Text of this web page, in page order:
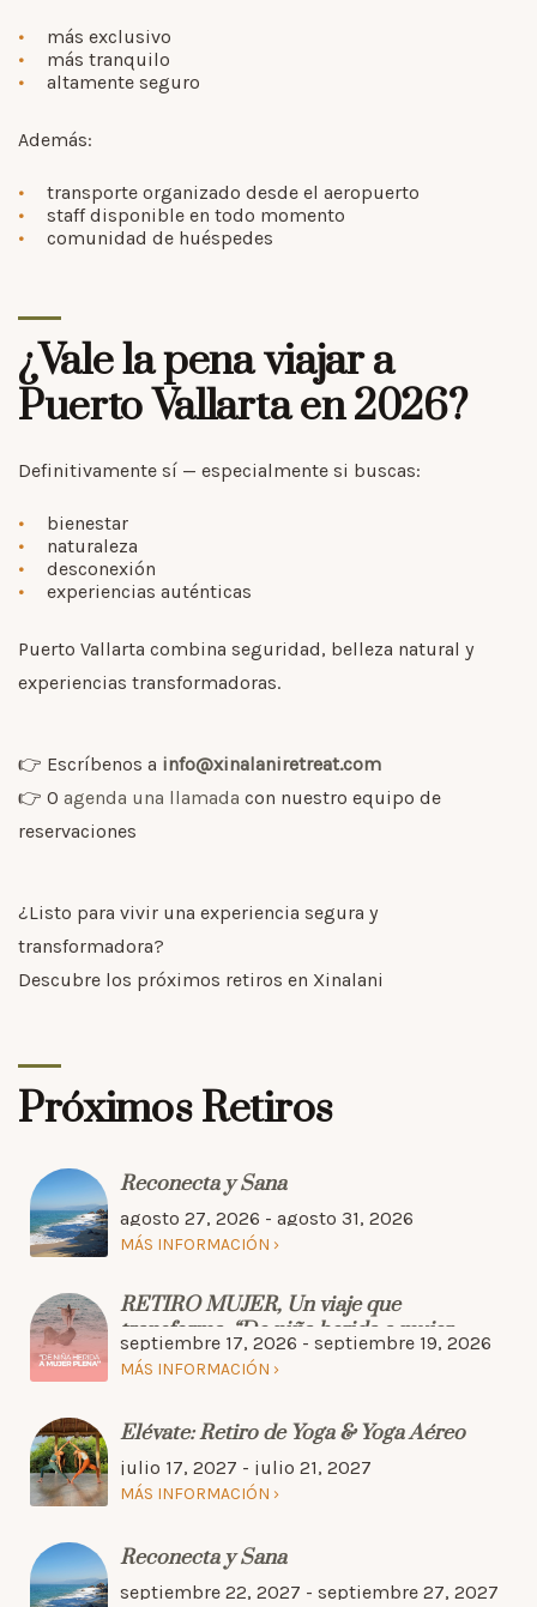
más exclusivo
más tranquilo
altamente seguro
Además:
transporte organizado desde el aeropuerto
staff disponible en todo momento
comunidad de huéspedes
¿Vale la pena viajar a
Puerto Vallarta en 2026?
Definitivamente sí — especialmente si buscas:
bienestar
naturaleza
desconexión
experiencias auténticas
Puerto Vallarta combina seguridad, belleza natural y
experiencias transformadoras.
👉 Escríbenos a info@xinalaniretreat.com
👉 O agenda una llamada con nuestro equipo de
reservaciones
¿Listo para vivir una experiencia segura y
transformadora?
Descubre los próximos retiros en Xinalani
Próximos Retiros
Reconecta y Sana
agosto 27, 2026 - agosto 31, 2026
MÁS INFORMACIÓN
RETIRO MUJER, Un viaje que
transforma. “De niña herida a mujer
plena”
septiembre 17, 2026 - septiembre 19, 2026
MÁS INFORMACIÓN
Elévate: Retiro de Yoga & Yoga Aéreo
julio 17, 2027 - julio 21, 2027
MÁS INFORMACIÓN
Reconecta y Sana
septiembre 22, 2027 - septiembre 27, 2027